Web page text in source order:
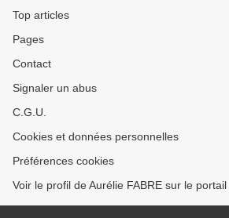
Top articles
Pages
Contact
Signaler un abus
C.G.U.
Cookies et données personnelles
Préférences cookies
Voir le profil de Aurélie FABRE sur le